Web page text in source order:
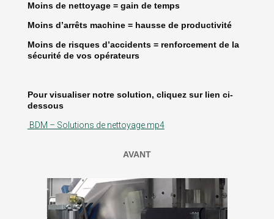
Moins de nettoyage = gain de temps
Moins d’arrêts machine = hausse de productivité
Moins de risques d’accidents = renforcement de la
sécurité de vos opérateurs
Pour visualiser notre solution, cliquez sur lien ci-
dessous
BDM – Solutions de nettoyage.mp4
AVANT